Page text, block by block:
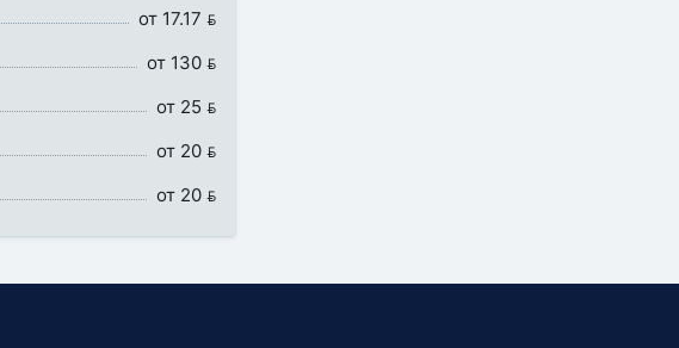
от 17.17 
от 130 
от 25 
от 20 
от 20 